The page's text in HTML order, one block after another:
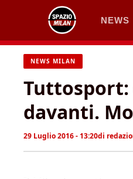
contenuto
NEWS
NEWS MILAN
Tuttosport:
davanti.
29 Luglio 2016 - 13:20di